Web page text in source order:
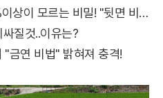
는 비밀! "뒷면 비추면 번호 보인다!?"
질것..이유는?
"금연 비법" 밝혀져 충격!